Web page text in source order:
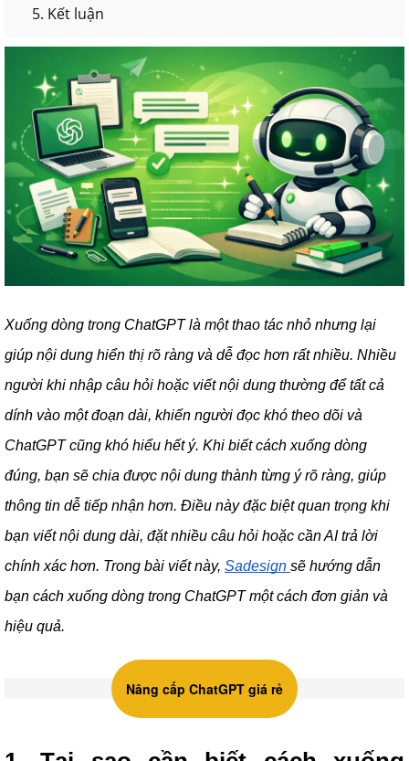
5. Kết luận
Xuống dòng trong ChatGPT là một thao tác nhỏ nhưng lại
giúp nội dung hiển thị rõ ràng và dễ đọc hơn rất nhiều. Nhiều
người khi nhập câu hỏi hoặc viết nội dung thường để tất cả
dính vào một đoạn dài, khiến người đọc khó theo dõi và
ChatGPT cũng khó hiểu hết ý. Khi biết cách xuống dòng
đúng, bạn sẽ chia được nội dung thành từng ý rõ ràng, giúp
thông tin dễ tiếp nhận hơn. Điều này đặc biệt quan trọng khi
bạn viết nội dung dài, đặt nhiều câu hỏi hoặc cần AI trả lời
chính xác hơn. Trong bài viết này, Sadesign sẽ hướng dẫn
bạn cách xuống dòng trong ChatGPT một cách đơn giản và
hiệu quả.
Nâng cấp ChatGPT giá rẻ